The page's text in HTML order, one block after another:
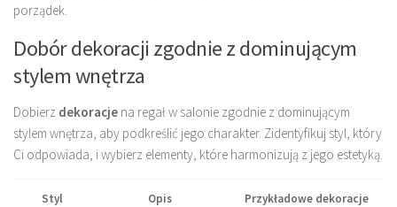
porządek.
Dobór dekoracji zgodnie z dominującym
stylem wnętrza
Dobierz dekoracje na regał w salonie zgodnie z dominującym
stylem wnętrza, aby podkreślić jego charakter. Zidentyfikuj styl, który
Ci odpowiada, i wybierz elementy, które harmonizują z jego estetyką.
Styl Opis Przykładowe dekoracje